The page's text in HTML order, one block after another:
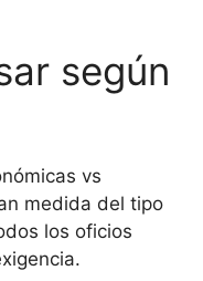
según
vs
medida del tipo
los oficios